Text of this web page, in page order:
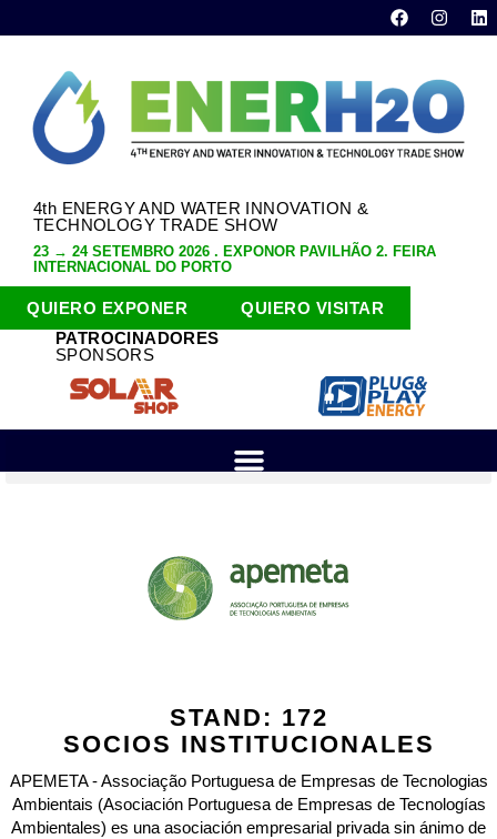
4th ENERGY AND WATER INNOVATION &
TECHNOLOGY TRADE SHOW
23 → 24 SETEMBRO 2026 . EXPONOR PAVILHÃO 2. FEIRA
INTERNACIONAL DO PORTO
QUIERO EXPONER
QUIERO VISITAR
PATROCINADORES
SPONSORS
STAND: 172
SOCIOS INSTITUCIONALES
APEMETA - Associação Portuguesa de Empresas de Tecnologias
Ambientais (Asociación Portuguesa de Empresas de Tecnologías
Ambientales) es una asociación empresarial privada sin ánimo de